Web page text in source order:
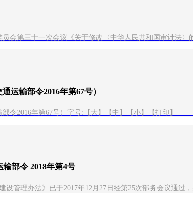
会第三十一次会议《关于修改〈中华人民共和国审计法〉
运输部令2016年第67号）
部令2016年第67号）字号:【大】【中】【小】【打印】
部令 2018年第4号
管理办法》已于2017年12月27日经第25次部务会议通过